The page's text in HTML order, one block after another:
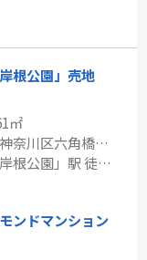
区鹿島田２丁目
駅 徒歩7分
神奈川県横浜市都筑区荏田東２丁目
根公園」売地
㎡
神奈川県横浜市神奈川区六角橋６丁目
ブルーライン「岸根公園」駅 徒歩7分
ンドマンション